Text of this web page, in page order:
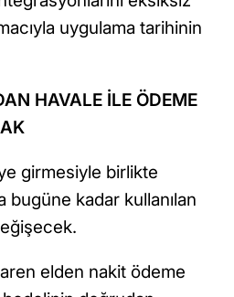
uygulama tarihinin
HAVALE İLE ÖDEME
girmesiyle birlikte
bugüne kadar kullanılan
elden nakit ödeme